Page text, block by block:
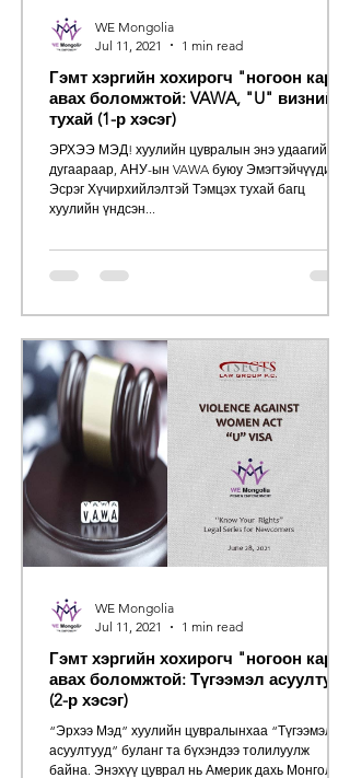
Гэмт хэргийн хохирогч "ногоон карт"
авах боломжтой: VAWA, "U" визний
тухай (1-р хэсэг)
ЭРХЭЭ МЭД! хуулийн цувралын энэ удаагийн
дугаараар, АНУ-ын VAWA буюу Эмэгтэйчүүдийн
Эсрэг Хүчирхийлэлтэй Тэмцэх тухай багц
хуулийн үндсэн...
WE Mongolia
Jul 11, 2021
1 min read
Гэмт хэргийн хохирогч "ногоон карт"
авах боломжтой: Түгээмэл асуултууд
(2-р хэсэг)
“Эрхээ Мэд” хуулийн цувралынхаа “Түгээмэл
асуултууд” буланг та бүхэндээ толилуулж
байна. Энэхүү цуврал нь Америк дахь Монгол
WE Mongolia
Jul 11, 2021
1 min read